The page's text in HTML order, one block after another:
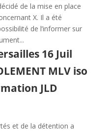
de la mise en place
X. Il a été
de l’informer sur
16 Juil
MLV iso
JLD
et de la détention a